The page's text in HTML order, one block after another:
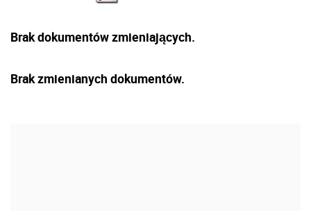
Brak dokumentów zmieniających.
Brak zmienianych dokumentów.